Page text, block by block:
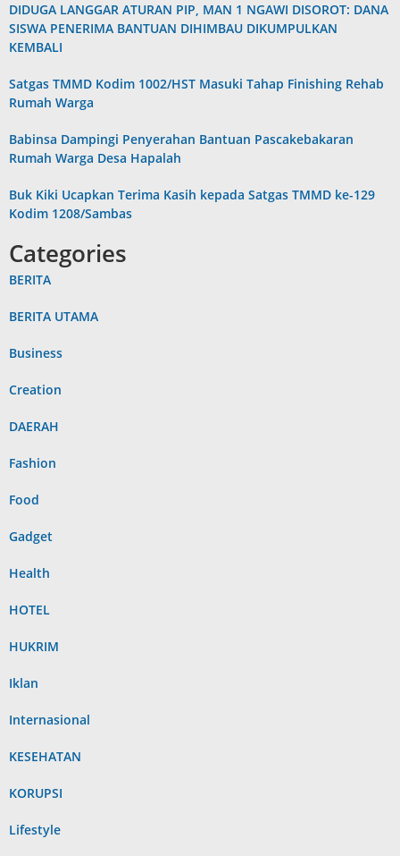
DIDUGA LANGGAR ATURAN PIP, MAN 1 NGAWI DISOROT: DANA
SISWA PENERIMA BANTUAN DIHIMBAU DIKUMPULKAN
KEMBALI
Satgas TMMD Kodim 1002/HST Masuki Tahap Finishing Rehab
Rumah Warga
Babinsa Dampingi Penyerahan Bantuan Pascakebakaran
Rumah Warga Desa Hapalah
Buk Kiki Ucapkan Terima Kasih kepada Satgas TMMD ke-129
Kodim 1208/Sambas
Categories
BERITA
BERITA UTAMA
Business
Creation
DAERAH
Fashion
Food
Gadget
Health
HOTEL
HUKRIM
Iklan
Internasional
KESEHATAN
KORUPSI
Lifestyle